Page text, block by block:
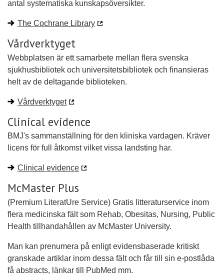
antal systematiska kunskapsöversikter.
The Cochrane Library
Vårdverktyget
Webbplatsen är ett samarbete mellan flera svenska
sjukhusbibliotek och universitetsbibliotek och finansieras
helt av de deltagande biblioteken.
Vårdverktyget
Clinical evidence
BMJ's sammanställning för den kliniska vardagen. Kräver
licens för full åtkomst vilket vissa landsting har.
Clinical evidence
McMaster Plus
(Premium LiteratUre Service) Gratis litteraturservice inom
flera medicinska fält som Rehab, Obesitas, Nursing, Public
Health tillhandahållen av McMaster University.
Man kan prenumera på enligt evidensbaserade kritiskt
granskade artiklar inom dessa fält och får till sin e-postlåda
få abstracts, länkar till PubMed mm.